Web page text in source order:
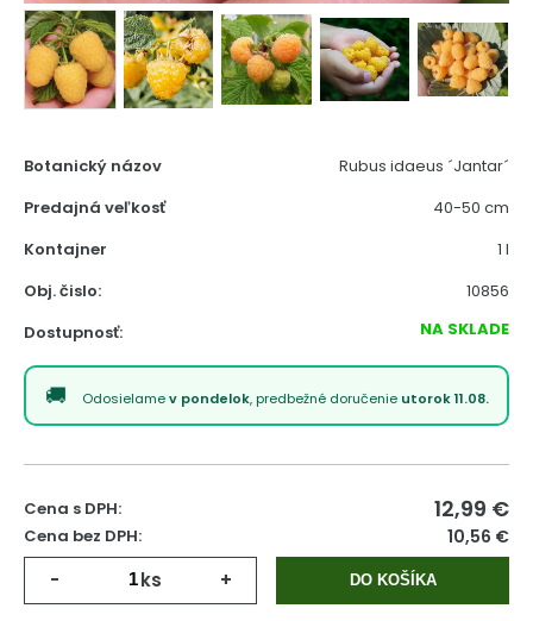
Botanický názov
Rubus idaeus ´Jantar´
Predajná veľkosť
40-50 cm
Kontajner
1 l
Obj. čislo:
10856
Dostupnosť:
NA SKLADE
Odosielamev pondelok, predbežné doručenie utorok 11.08.
Cena s DPH: 12,99 €
Cena bez DPH: 10,56 €
- ks + DO KOŠÍKA